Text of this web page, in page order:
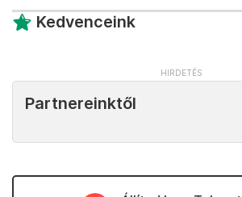
Kedvenceink
Partnereinktől